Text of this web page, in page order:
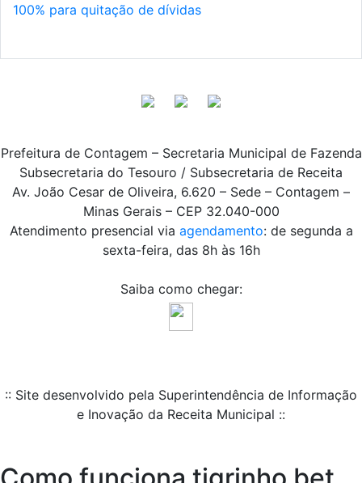
100% para quitação de dívidas
Prefeitura de Contagem – Secretaria Municipal de Fazenda
Subsecretaria do Tesouro / Subsecretaria de Receita
Av. João Cesar de Oliveira, 6.620 – Sede – Contagem –
Minas Gerais – CEP 32.040-000
Atendimento presencial via agendamento: de segunda a
sexta-feira, das 8h às 16h
Saiba como chegar:
:: Site desenvolvido pela Superintendência de Informação
e Inovação da Receita Municipal ::